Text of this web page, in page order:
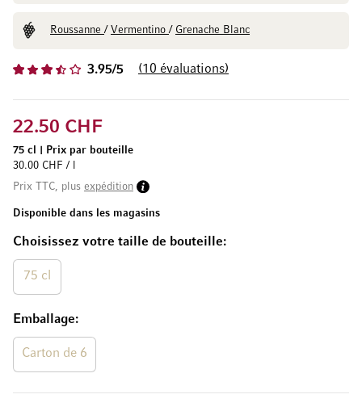
3.95/5 10 évaluations
Roussanne/ Vermentino/ Grenache Blanc
Choisissez votre taille de bouteille
75 cl
Emballage
Carton de 6
22.50 CHF
75 cl
Prix par bouteille
30.00 CHF / l
Prix TTC, plus expédition
Disponible dans les magasins